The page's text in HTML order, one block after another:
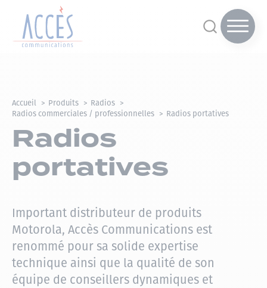
Accueil Produits
Radios
Radios commerciales / professionnelles
Radios portatives
Radios
portatives
Important distributeur de produits
Motorola, Accès Communications est
renommé pour sa solide expertise
technique ainsi que la qualité de son
équipe de conseillers dynamiques et